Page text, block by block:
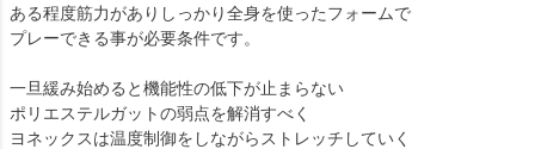
ある程度筋力がありしっかり全身を使ったフォームで
プレーできる事が必要条件です。
一旦緩み始めると機能性の低下が止まらない
ポリエステルガットの弱点を解消すべく
ヨネックスは温度制御をしながらストレッチしていく